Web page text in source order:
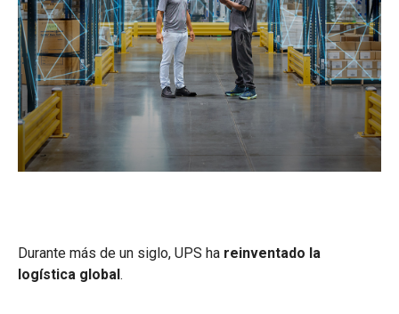
Durante más de un siglo, UPS ha reinventado la
logística global.